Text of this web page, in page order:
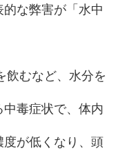
な弊害が「水中
飲むなど、水分を
毒症状で、体内
が低くなり、頭